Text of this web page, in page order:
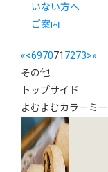
いない方へ
ご案内
«<697071 7273>»
その他
トップサイド
よむよむカラーミー